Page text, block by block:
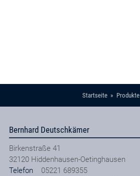
Startseite Produkte
Bernhard Deutschkämer
Birkenstraße 41
32120 Hiddenhausen-Oetinghausen
Telefon
05221 689355